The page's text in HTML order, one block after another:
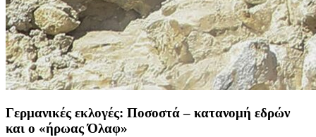
Γερμανικές εκλογές: Ποσοστά – κατανομή εδρών
και ο «ήρωας Όλαφ»